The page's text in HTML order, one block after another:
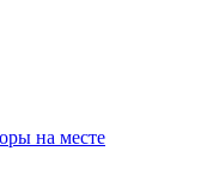
на месте